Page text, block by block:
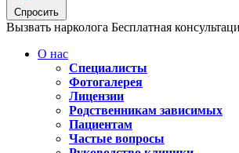
Спросить
Вызвать нарколога Бесплатная
О нас
Специалисты
Фотогалерея
Лицензии
Родственникам зависимых
Пациентам
Частые вопросы